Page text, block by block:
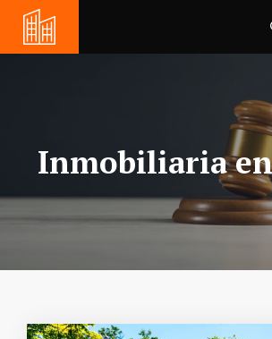
Saltar
contenido
Inmobiliaria